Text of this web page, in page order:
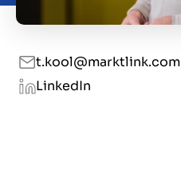
t.kool@marktlink.com
LinkedIn